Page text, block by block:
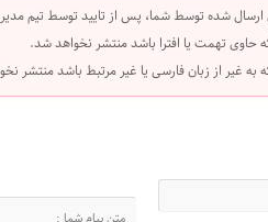
ارسال شده توسط شما، پس از تایید توسط تیم
حاوی تهمت یا افترا باشد منتشر نخواهد شد.
به غیر از زبان فارسی یا غیر مرتبط باشد منتشر